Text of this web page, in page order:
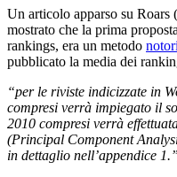
Un articolo apparso su Roars (
mostrato che la prima
rankings, era un metodo
pubblicato la media dei
“per le riviste indicizzate in
compresi verrà impiegato il
2010 compresi verrà
(Principal Component
in dettaglio nell’appendice 1.”